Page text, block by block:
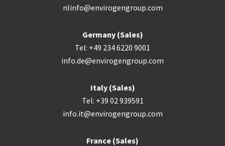
nlinfo@envirogengroup.com
Germany (Sales)
Tel: +49 234 6220 9001
info.de@envirogengroup.com
Italy (Sales)
Tel: +39 02 939591
info.it@envirogengroup.com
France (Sales)